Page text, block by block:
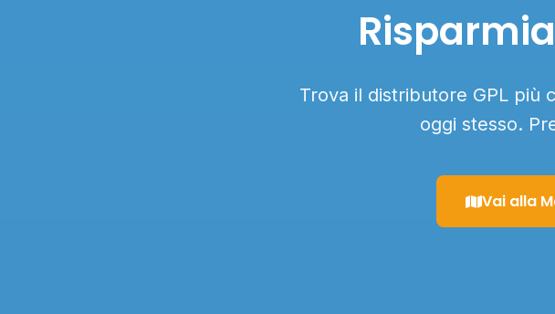
Trova il distributore GPL più
oggi stesso.
Vai alla